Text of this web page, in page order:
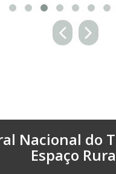
Nacional do
Espaço